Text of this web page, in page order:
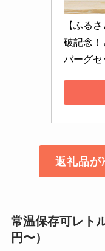
【ふる
破記念！
バーグセ
返礼品が
常温保存可レト
円〜）